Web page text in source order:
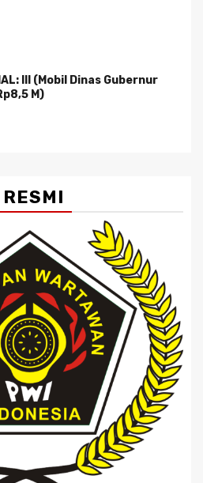
III (Mobil Dinas Gubernur
M)